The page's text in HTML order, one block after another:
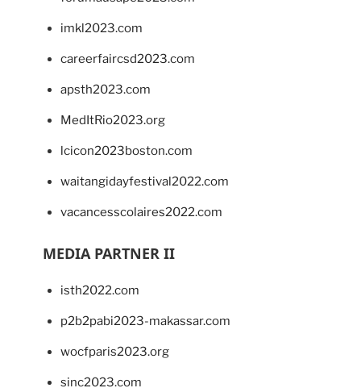
imkl2023.com
careerfaircsd2023.com
apsth2023.com
MedItRio2023.org
lcicon2023boston.com
waitangidayfestival2022.com
vacancesscolaires2022.com
MEDIA PARTNER II
isth2022.com
p2b2pabi2023-makassar.com
wocfparis2023.org
sinc2023.com